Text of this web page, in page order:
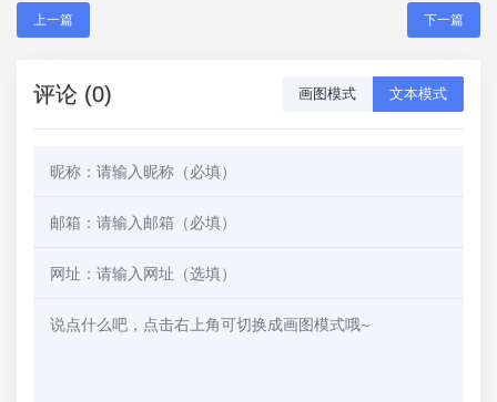
上一篇 下一篇
评论 (0) 画图模式 文本模式